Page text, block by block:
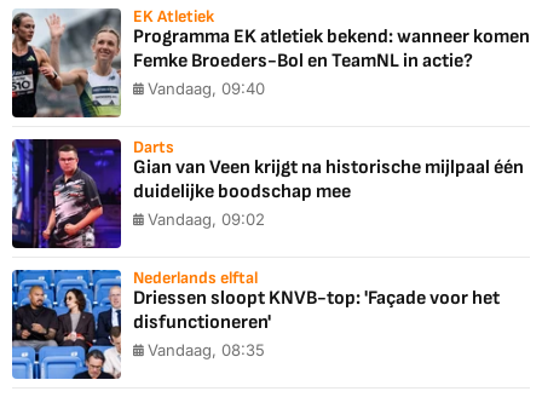
EK Atletiek
Programma EK atletiek bekend: wanneer komen
Femke Broeders-Bol en TeamNL in actie?
Vandaag, 09:40
Darts
Gian van Veen krijgt na historische mijlpaal één
duidelijke boodschap mee
Vandaag, 09:02
Nederlands elftal
Driessen sloopt KNVB-top: 'Façade voor het
disfunctioneren'
Vandaag, 08:35